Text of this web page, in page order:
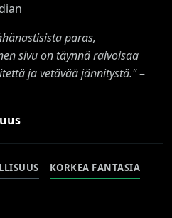
paras,
sivu on täynnä raivoisaa
ja vetävää jännitystä."–
KORKEA FANTASIA